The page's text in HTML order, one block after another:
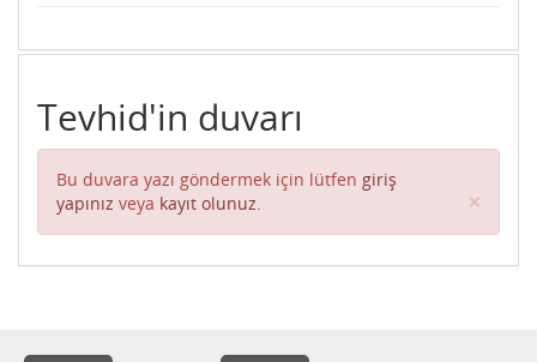
Tevhid'in duvarı
Bu duvara yazı göndermek için lütfen giriş
yapınız veya kayıt olunuz. ×